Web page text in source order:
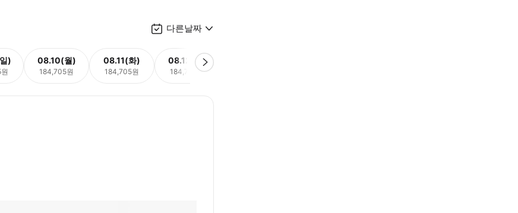
다른날짜
) 08.10(월)
184,705원
08.11(화)
184,705원
08.12(수)
184,705원